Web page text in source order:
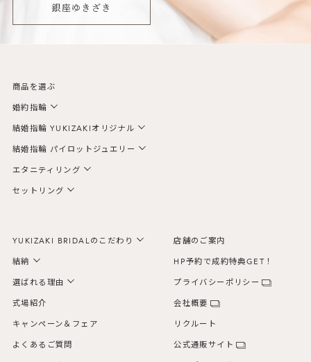
銀座ゆきざき
商品を選ぶ
婚約指輪
結婚指輪 YUKIZAKIオリジナル
結婚指輪 パイロットジュエリー
エタニティリング
セットリング
YUKIZAKI BRIDALのこだわり
結納
選ばれる理由
式場紹介
キャンペーン＆フェア
よくあるご質問
店舗のご案内
HP予約で成約特典GET！
プライバシーポリシー
会社概要
リクルート
公式通販サイト